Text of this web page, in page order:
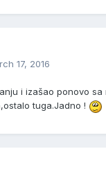
17, 2016
i izašao ponovo sa
tuga.Jadno !